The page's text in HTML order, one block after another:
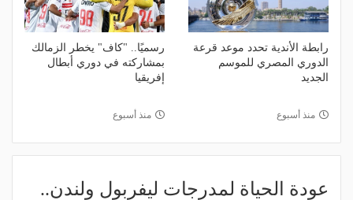
رابطة الأندية تحدد موعد قرعة
الدوري المصري للموسم
الجديد
منذ أسبوع
رسميًا.. "كاف" يخطر الزمالك
بمشاركته في دوري أبطال
إفريقيا
منذ أسبوع
عودة الحياة لمدرجات ليفربول ولندن..